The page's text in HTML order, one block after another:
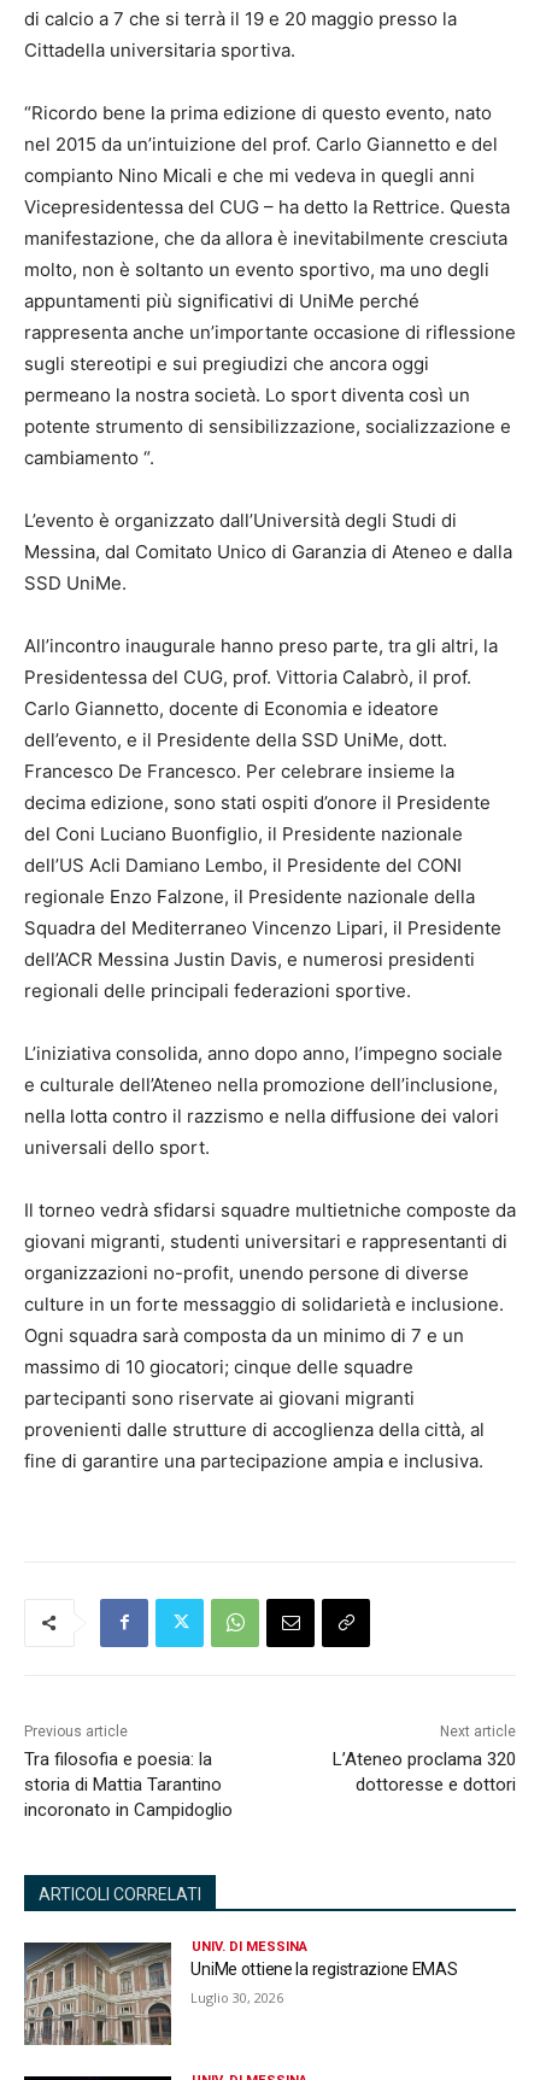
di calcio a 7 che si terrà il 19 e 20 maggio presso la
Cittadella universitaria sportiva.
“Ricordo bene la prima edizione di questo evento, nato
nel 2015 da un’intuizione del prof. Carlo Giannetto e del
compianto Nino Micali e che mi vedeva in quegli anni
Vicepresidentessa del CUG – ha detto la Rettrice. Questa
manifestazione, che da allora è inevitabilmente cresciuta
molto, non è soltanto un evento sportivo, ma uno degli
appuntamenti più significativi di UniMe perché
rappresenta anche un’importante occasione di riflessione
sugli stereotipi e sui pregiudizi che ancora oggi
permeano la nostra società. Lo sport diventa così un
potente strumento di sensibilizzazione, socializzazione e
cambiamento “.
L’evento è organizzato dall’Università degli Studi di
Messina, dal Comitato Unico di Garanzia di Ateneo e dalla
SSD UniMe.
All’incontro inaugurale hanno preso parte, tra gli altri, la
Presidentessa del CUG, prof. Vittoria Calabrò, il prof.
Carlo Giannetto, docente di Economia e ideatore
dell’evento, e il Presidente della SSD UniMe, dott.
Francesco De Francesco. Per celebrare insieme la
decima edizione, sono stati ospiti d’onore il Presidente
del Coni Luciano Buonfiglio, il Presidente nazionale
dell’US Acli Damiano Lembo, il Presidente del CONI
regionale Enzo Falzone, il Presidente nazionale della
Squadra del Mediterraneo Vincenzo Lipari, il Presidente
dell’ACR Messina Justin Davis, e numerosi presidenti
regionali delle principali federazioni sportive.
L’iniziativa consolida, anno dopo anno, l’impegno sociale
e culturale dell’Ateneo nella promozione dell’inclusione,
nella lotta contro il razzismo e nella diffusione dei valori
universali dello sport.
Il torneo vedrà sfidarsi squadre multietniche composte da
giovani migranti, studenti universitari e rappresentanti di
organizzazioni no-profit, unendo persone di diverse
culture in un forte messaggio di solidarietà e inclusione.
Ogni squadra sarà composta da un minimo di 7 e un
massimo di 10 giocatori; cinque delle squadre
partecipanti sono riservate ai giovani migranti
provenienti dalle strutture di accoglienza della città, al
fine di garantire una partecipazione ampia e inclusiva.
Previous article
Tra filosofia e poesia: la
storia di Mattia Tarantino
incoronato in Campidoglio
Next article
L’Ateneo proclama 320
dottoresse e dottori
ARTICOLI CORRELATI
UNIV. DI MESSINA
UniMe ottiene la registrazione EMAS
Luglio 30, 2026